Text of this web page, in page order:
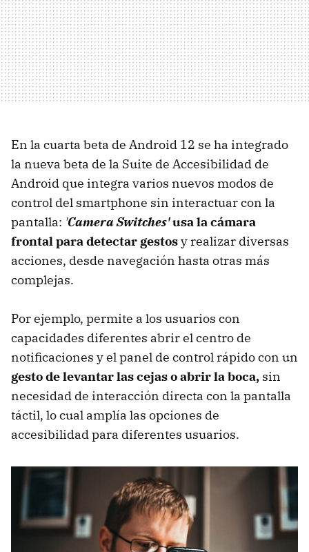
En la cuarta beta de Android 12 se ha integrado
la nueva beta de la Suite de Accesibilidad de
Android que integra varios nuevos modos de
control del smartphone sin interactuar con la
pantalla: 'Camera Switches'usa la cámara
frontal para detectar gestosy realizar diversas
acciones, desde navegación hasta otras más
complejas.
Por ejemplo, permite a los usuarios con
capacidades diferentes abrir el centro de
notificaciones y el panel de control rápido con un
gesto de levantar las cejas o abrir la boca, sin
necesidad de interacción directa con la pantalla
táctil, lo cual amplía las opciones de
accesibilidad para diferentes usuarios.